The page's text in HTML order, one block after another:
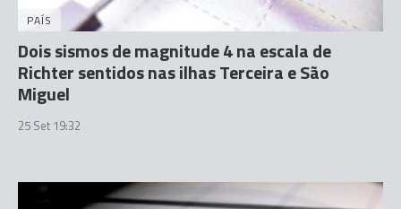
PAÍS
Dois sismos de magnitude 4 na escala de
Richter sentidos nas ilhas Terceira e São
Miguel
25 Set 19:32